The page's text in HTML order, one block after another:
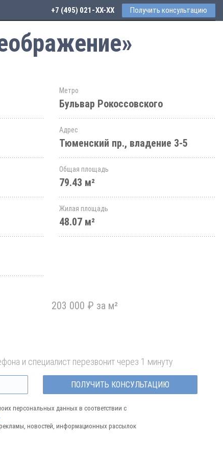
+7 (495) 021-41-76 Получить консультацию
Метро
Бульвар Рокоссовского
Адрес
Тюменский пр., владение 3-5
Общая площадь
79.43 м²
Жилая площадь
48.07 м²
203 000 ₽ за м²
и специалист перезвонит через 1 минуту
ПОЛУЧИТЬ КОНСУЛЬТАЦИЮ
персональных данных в соответствии с
новостей, информационных рассылок